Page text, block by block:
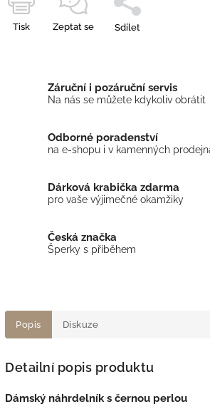
Tisk Zeptat se Sdílet
Záruční i pozáruční servis
Na nás se můžete kdykoliv obrátit
Odborné poradenství
na e-shopu i v kamenných
Dárková krabička zdarma
pro vaše výjimečné okamžiky
Česká značka
Šperky s příběhem
Popis Diskuze
Detailní popis produktu
Dámský náhrdelník s černou perlou